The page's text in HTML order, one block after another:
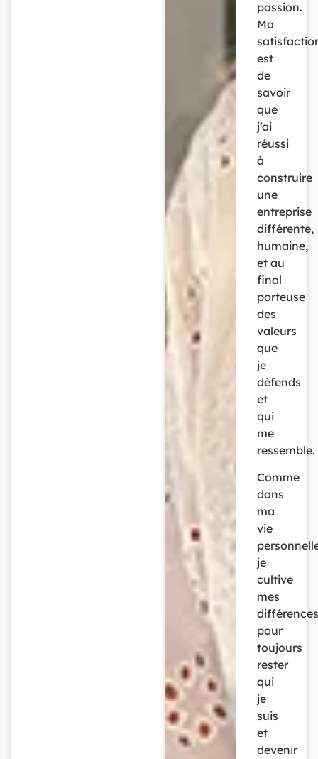
passion.
Ma
est
de
savoir
que
j’ai
réussi
à
construire
une
entreprise
différente,
humaine,
et au
final
porteuse
des
valeurs
que
je
défends
et
qui
me
ressemble.
Comme
dans
ma
vie
je
cultive
mes
pour
toujours
rester
qui
je
suis
et
devenir